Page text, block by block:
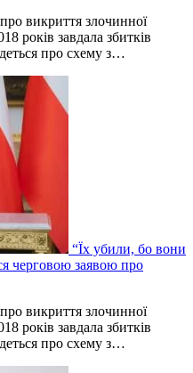
викриття злочинної
років завдала збитків
про схему з…
“Їх убили, бо вони
черговою заявою про
викриття злочинної
років завдала збитків
про схему з…